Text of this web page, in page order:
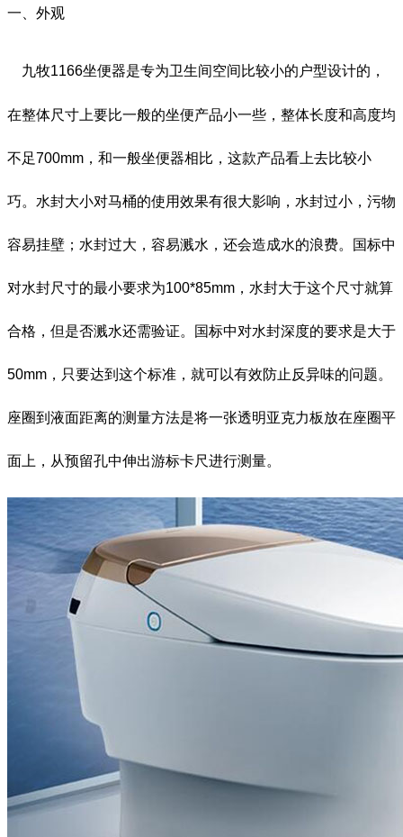
一、外观
九牧1166坐便器是专为卫生间空间比较小的户型设计的，
在整体尺寸上要比一般的坐便产品小一些，整体长度和高度均
不足700mm ，和一般坐便器相比，这款产品看上去比较小
巧。水封大小对马桶的使用效果有很大影响，水封过小，污物
容易挂壁；水封过大，容易溅水，还会造成水的浪费。国标中
对水封尺寸的最小要求为100*85mm ，水封大于这个尺寸就算
合格，但是否溅水还需验证。国标中对水封深度的要求是大于
50mm，只要达到这个标准，就可以有效防止反异味的问题。
座圈到液面距离的测量方法是将一张透明亚克力板放在座圈平
面上，从预留孔中伸出游标卡尺进行测量。